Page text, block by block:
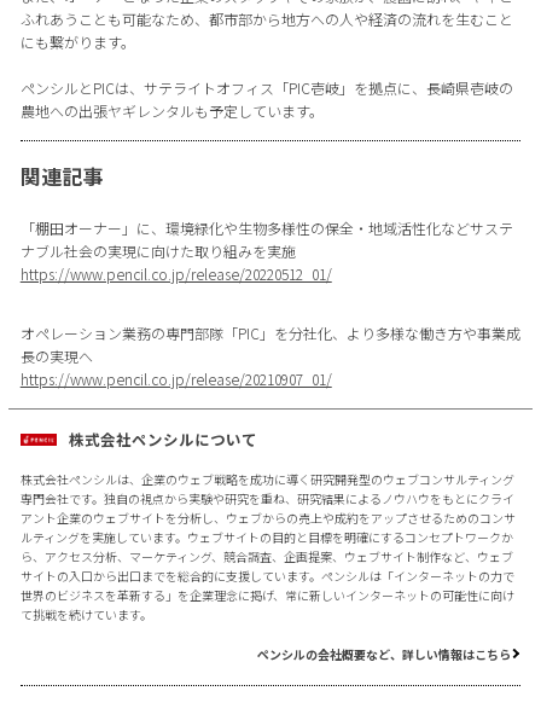
ふれあうことも可能なため、都市部から地方への人や経済の流れを生むこと
にも繋がります。
ペンシルとPICは、サテライトオフィス「PIC壱岐」を拠点に、長崎県壱岐の
農地への出張ヤギレンタルも予定しています。
関連記事
「棚田オーナー」に、環境緑化や生物多様性の保全・地域活性化などサステ
ナブル社会の実現に向けた取り組みを実施
https://www.pencil.co.jp/release/20220512_01/
オペレーション業務の専門部隊「PIC」を分社化、より多様な働き方や事業成
長の実現へ
https://www.pencil.co.jp/release/20210907_01/
株式会社ペンシルについて
株式会社ペンシルは、企業のウェブ戦略を成功に導く研究開発型のウェブコンサルティング
専門会社です。独自の視点から実験や研究を重ね、研究結果によるノウハウをもとにクライ
アント企業のウェブサイトを分析し、ウェブからの売上や成約をアップさせるためのコンサ
ルティングを実施しています。ウェブサイトの目的と目標を明確にするコンセプトワークか
ら、アクセス分析、マーケティング、競合調査、企画提案、ウェブサイト制作など、ウェブ
サイトの入口から出口までを総合的に支援しています。ペンシルは「インターネットの力で
世界のビジネスを革新する」を企業理念に掲げ、常に新しいインターネットの可能性に向け
て挑戦を続けています。
ペンシルの会社概要など、詳しい情報はこちら